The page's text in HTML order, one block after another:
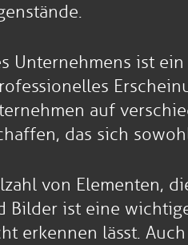
Unternehmens ist
auf
das sich
von Elementen,
Bilder ist eine
erkennen lässt.